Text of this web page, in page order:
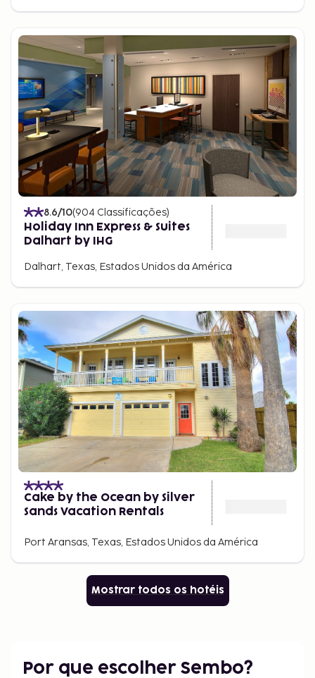
8.6/10(904 Classificações)
Holiday Inn Express & Suites
Dalhart by IHG
Dalhart, Texas, Estados Unidos da América
Cake by the Ocean by Silver
Sands Vacation Rentals
Port Aransas, Texas, Estados Unidos da América
Mostrar todos os hotéis
Por que escolher Sembo?